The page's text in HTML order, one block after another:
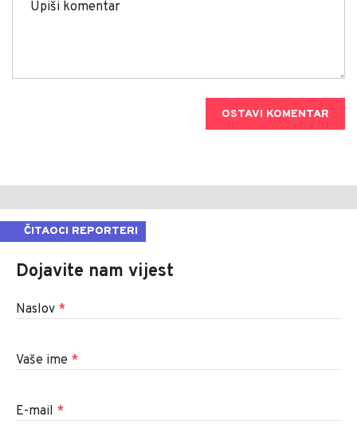
OSTAVI KOMENTAR
ČITAOCI REPORTERI
Dojavite nam vijest
Naslov *
Vaše ime *
E-mail *